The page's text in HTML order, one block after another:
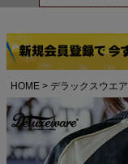
HOME デラックスウエア